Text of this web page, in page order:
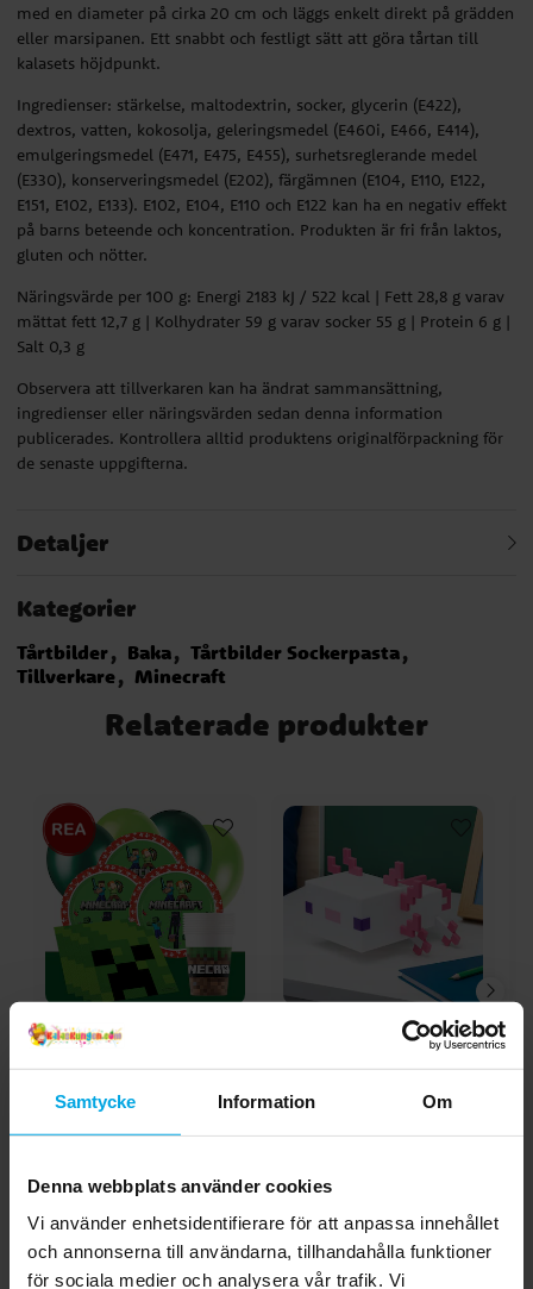
Samtycke Information Om
Denna webbplats använder cookies
Vi använder enhetsidentifierare för att anpassa innehållet
och annonserna till användarna, tillhandahålla funktioner
för sociala medier och analysera vår trafik. Vi
med en diameter på cirka 20 cm och läggs enkelt direkt på grädden
eller marsipanen. Ett snabbt och festligt sätt att göra tårtan till
kalasets höjdpunkt.
Ingredienser: stärkelse, maltodextrin, socker, glycerin (E422),
dextros, vatten, kokosolja, geleringsmedel (E460i, E466, E414),
emulgeringsmedel (E471, E475, E455), surhetsreglerande medel
(E330), konserveringsmedel (E202), färgämnen (E104, E110, E122,
E151, E102, E133). E102, E104, E110 och E122 kan ha en negativ effekt
på barns beteende och koncentration. Produkten är fri från laktos,
gluten och nötter.
Näringsvärde per 100 g: Energi 2183 kJ / 522 kcal | Fett 28,8 g varav
mättat fett 12,7 g | Kolhydrater 59 g varav socker 55 g | Protein 6 g |
Salt 0,3 g
Observera att tillverkaren kan ha ändrat sammansättning,
ingredienser eller näringsvärden sedan denna information
publicerades. Kontrollera alltid produktens originalförpackning för
de senaste uppgifterna.
Detaljer
Kategorier
Tårtbilder Baka
Tårtbilder Sockerpasta
Tillverkare
Minecraft
Relaterade produkter
Minecraft - Kalaspaket
Nuvarande pris
199,00 kr
189,00 kr 199,00 kr
Minecraft - Lampa
399,00 kr
399,00 kr
Andra köpte även